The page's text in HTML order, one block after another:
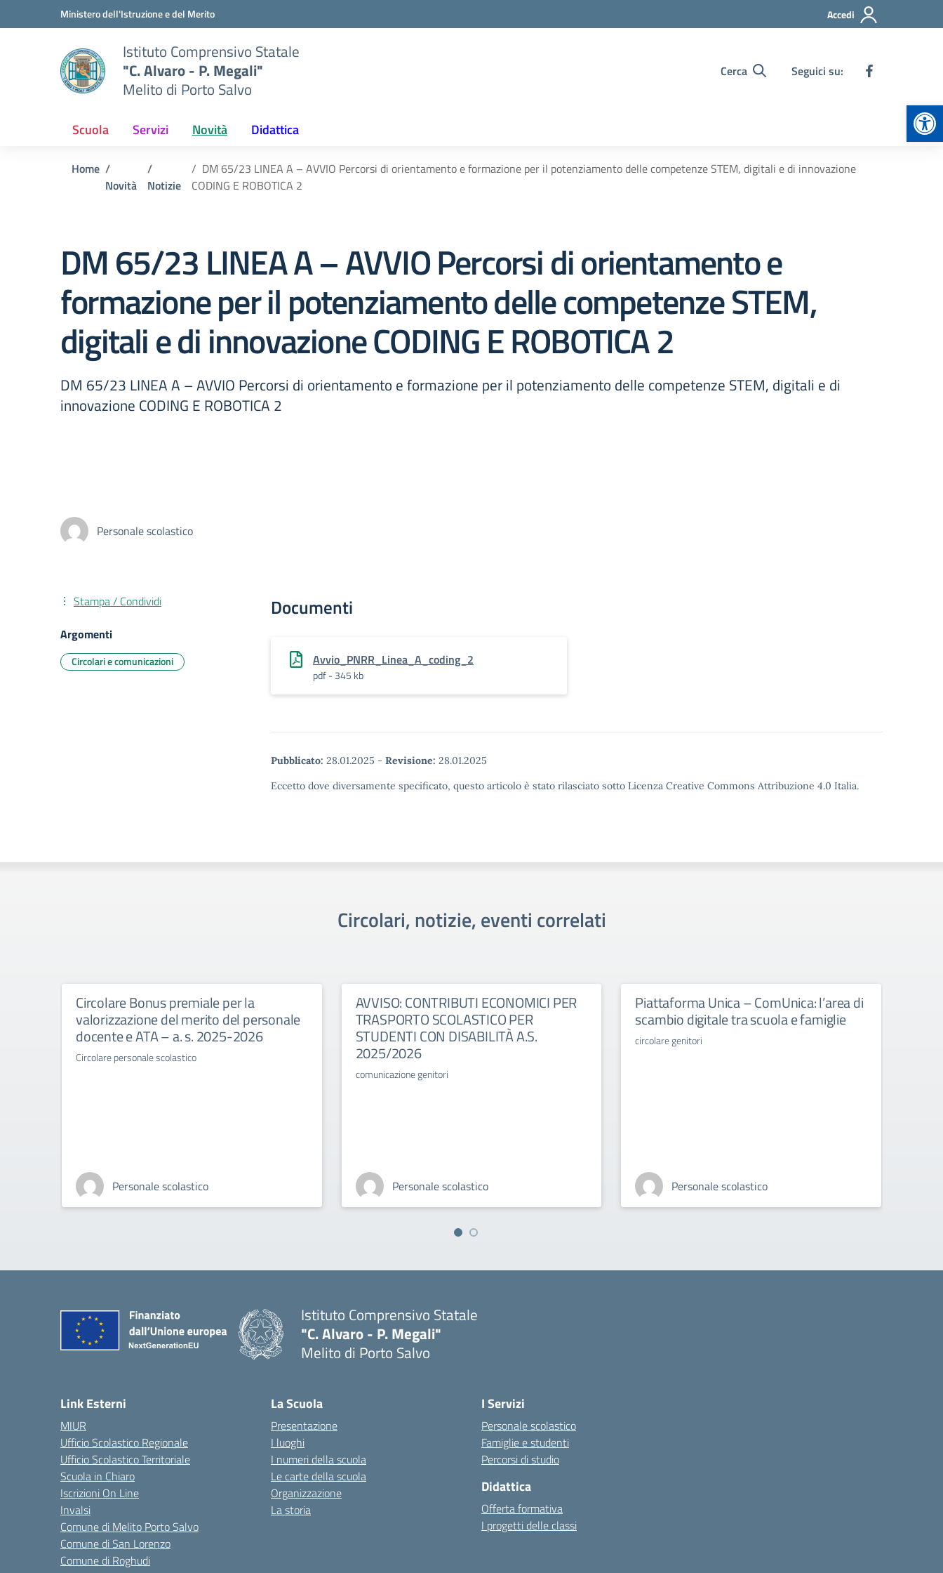
Vai ai contenuti
Vai al menu di navigazioneMinistero dell'Istruzione e del Merito Accedi
Istituto Comprensivo Statale
"C. Alvaro - P. Megali"
Melito di Porto Salvo
Cerca Seguici su:
Scuola Servizi Novità Didattica
Home
Novità
Notizie
DM 65/23 LINEA A – AVVIO Percorsi di orientamento e formazione per il potenziamento delle competenze STEM, digitali e di innovazione
CODING E ROBOTICA 2
DM 65/23 LINEA A – AVVIO Percorsi di orientamento e
formazione per il potenziamento delle competenze STEM,
digitali e di innovazione CODING E ROBOTICA 2
DM 65/23 LINEA A – AVVIO Percorsi di orientamento e formazione per il potenziamento delle competenze STEM, digitali e di
innovazione CODING E ROBOTICA 2
Personale scolastico
Documenti
Avvio_PNRR_Linea_A_coding_2
pdf - 345 kb
Pubblicato: 28.01.2025 - Revisione: 28.01.2025
Eccetto dove diversamente specificato, questo articolo è stato rilasciato sotto Licenza Creative Commons Attribuzione 4.0 Italia.
Stampa / Condividi
Argomenti
Circolari e comunicazioni
Circolari, notizie, eventi correlati
Circolare Bonus premiale per la
valorizzazione del merito del personale
docente e ATA – a. s. 2025-2026
Circolare personale scolastico
Personale scolastico
AVVISO: CONTRIBUTI ECONOMICI PER
TRASPORTO SCOLASTICO PER
STUDENTI CON DISABILITÀ A.S.
2025/2026
comunicazione genitori
Personale scolastico
Piattaforma Unica – ComUnica: l’area di
scambio digitale tra scuola e famiglie
circolare genitori
Personale scolastico
Istituto Comprensivo Statale
"C. Alvaro - P. Megali"
Melito di Porto Salvo
Link Esterni
MIUR
Ufficio Scolastico Regionale
Ufficio Scolastico Territoriale
Scuola in Chiaro
Iscrizioni On Line
Invalsi
Comune di Melito Porto Salvo
Comune di San Lorenzo
Comune di Roghudi
La Scuola
Presentazione
I luoghi
I numeri della scuola
Le carte della scuola
Organizzazione
La storia
I Servizi
Personale scolastico
Famiglie e studenti
Percorsi di studio
Didattica
Offerta formativa
I progetti delle classi